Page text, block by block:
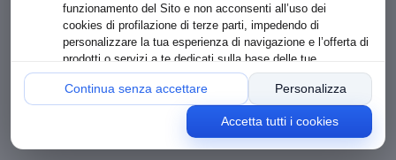
€ 8.90
Formato: 55 g
1 ACQUISTA
funzionamento del Sito e non acconsenti all’uso dei
cookies di profilazione di terze parti, impedendo di
personalizzare la tua esperienza di navigazione e l’offerta di
prodotti o servizi a te dedicati sulla base delle tue
preferenze o comportamenti online
Continua senza accettare Personalizza
Accetta tutti i cookies